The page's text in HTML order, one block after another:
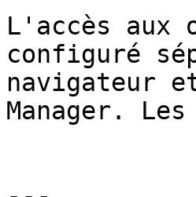
L'accès aux
configuré
navigateur
Manager.